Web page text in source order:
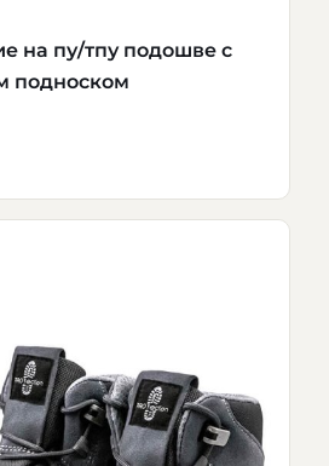
на пу/тпу подошве с
подноском